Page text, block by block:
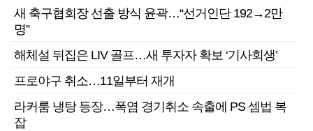
새 축구협회장 선출 방식 윤곽…“선거인단 192→2만
명”
해체설 뒤집은 LIV 골프…새 투자자 확보 ‘기사회생’
프로야구 취소…11일부터 재개
라커룸 냉탕 등장…폭염 경기취소 속출에 PS 셈법 복
잡